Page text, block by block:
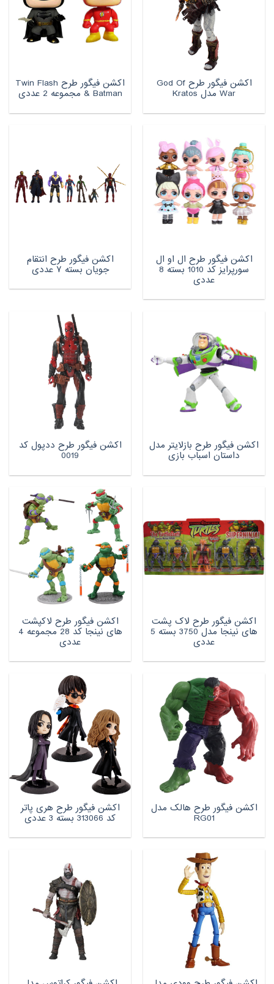
اکشن فیگور طرح God Of
War مدل Kratos
اکشن فیگور طرح Twin Flash
& Batman مجموعه 2 عددی
اکشن فیگور طرح ال او ال
سورپرایز کد 1010 بسته 8
عددی
اکشن فیگور طرح انتقام
جویان بسته ۷ عددی
اکشن فیگور طرح بازلایتر مدل
داستان اسباب بازی
اکشن فیگور طرح ددپول کد
0019
اکشن فیگور طرح لاک پشت
های نینجا مدل 3750 بسته 5
عددی
اکشن فیگور طرح لاکپشت
های نینجا کد 28 مجموعه 4
عددی
اکشن فیگور طرح هالک مدل
RG01
اکشن فیگور طرح هری پاتر
کد 313066 بسته 3 عددی